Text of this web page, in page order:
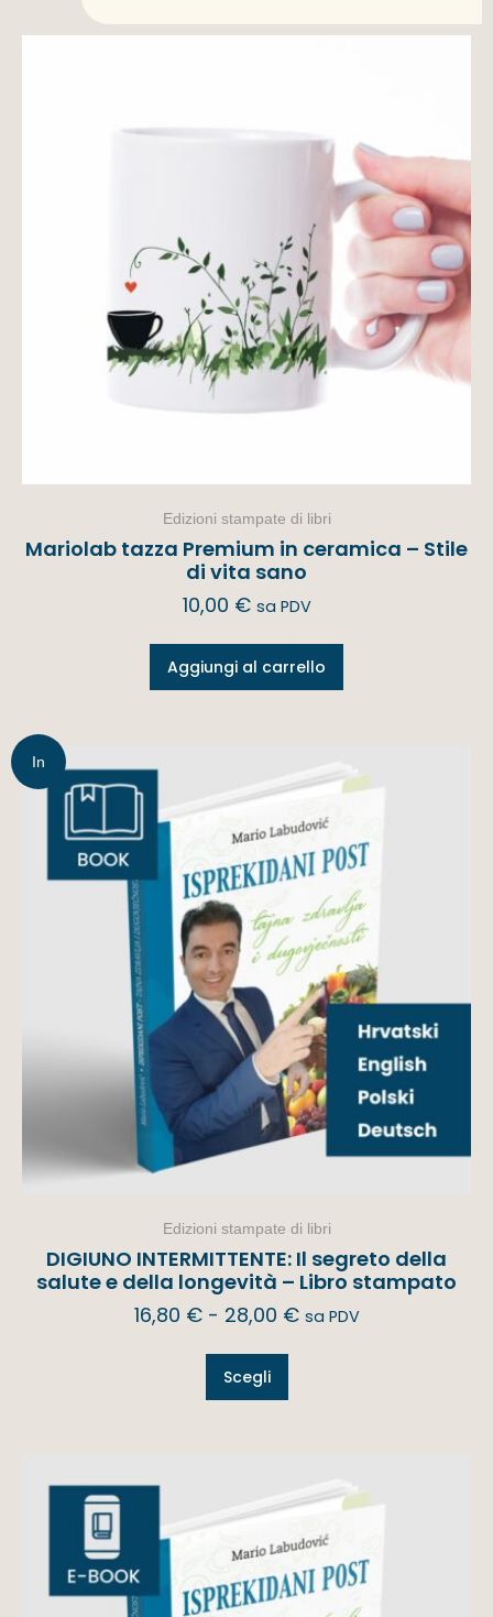
Edizioni stampate di libri
Mariolab tazza Premium in ceramica – Stile
di vita sano
10,00 € sa PDV
Aggiungi al carrello
In
Edizioni stampate di libri
DIGIUNO INTERMITTENTE: Il segreto della
salute e della longevità – Libro stampato
16,80 € - 28,00 € sa PDV
Scegli